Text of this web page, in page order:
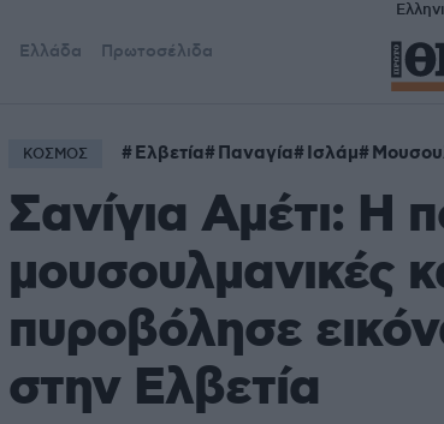
Ελλάδα Πρωτοσέλιδα
ΚΟΣΜΟΣ Ελβετία Παναγία Ισλάμ
Σανίγια Αμέτι: Η
μουσουλμανικές
πυροβόλησε
στην Ελβετία